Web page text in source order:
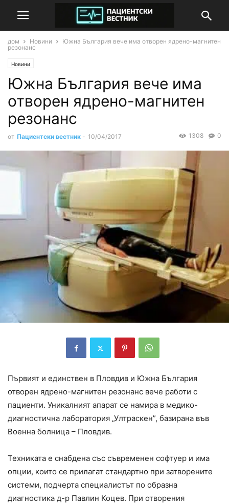
дом Новини
Южна България вече има отворен ядрено-магнитен
резонанс
Новини
Южна България вече има
отворен ядрено-магнитен
резонанс
от Пациентски вестник - 10/04/2017 0
1308
Първият и единствен в Пловдив и Южна България
отворен ядрено-магнитен резонанс вече работи с
пациенти. Уникалният апарат се намира в медико-
диагностична лаборатория „Ултраскен”, базирана във
Военна болница – Пловдив.
Техниката е снабдена със съвременен софтуер и има
опции, които се прилагат стандартно при затворените
системи, подчерта специалистът по образна
диагностика д-р Павлин Коцев. При отворения